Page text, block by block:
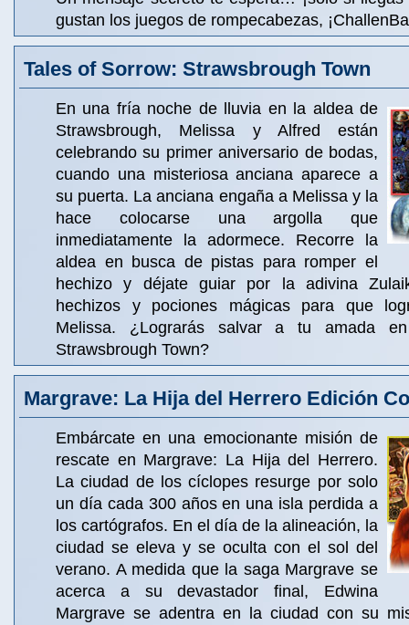
gustan los juegos de rompecabezas,
Tales of Sorrow: Strawsbrough Town
En una fría noche de lluvia en la aldea de
Strawsbrough, Melissa y Alfred están
celebrando su primer aniversario de bodas,
cuando una misteriosa anciana aparece a
su puerta. La anciana engaña a Melissa y la
hace colocarse una argolla que
inmediatamente la adormece. Recorre la
aldea en busca de pistas para romper el
hechizo y déjate guiar por la adivina
hechizos y pociones mágicas para que
Melissa. ¿Lograrás salvar a tu amada
Strawsbrough Town?
Margrave: La Hija del Herrero Edición
Embárcate en una emocionante misión de
rescate en Margrave: La Hija del Herrero.
La ciudad de los cíclopes resurge por solo
un día cada 300 años en una isla perdida a
los cartógrafos. En el día de la alineación, la
ciudad se eleva y se oculta con el sol del
verano. A medida que la saga Margrave se
acerca a su devastador final, Edwina
Margrave se adentra en la ciudad con su